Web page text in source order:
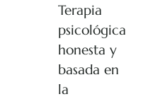
Terapia
psicológica
honesta y
basada en
la